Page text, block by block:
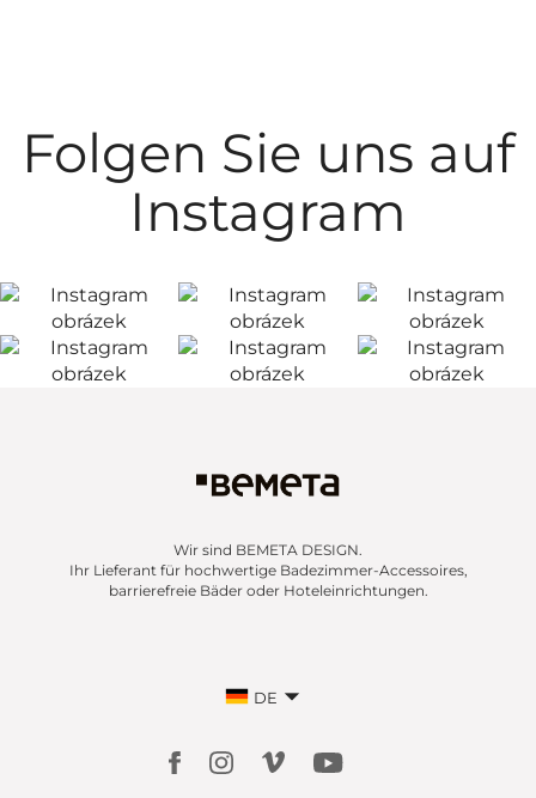
Folgen Sie uns auf
Instagram
Wir sind BEMETA DESIGN.
Ihr Lieferant für hochwertige Badezimmer-Accessoires,
barrierefreie Bäder oder Hoteleinrichtungen.
DE